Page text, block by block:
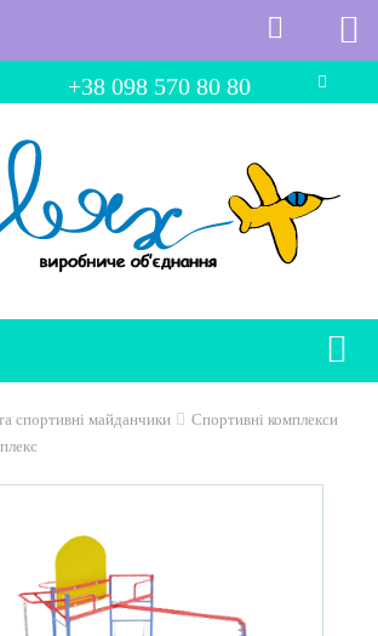
+38 098 570 80 80
спортивні майданчики
Спортивні комплекси